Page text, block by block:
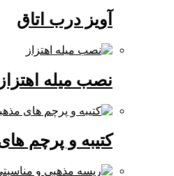
آویز درب اتاق
نصب میله اهتزاز
کتیبه و پرچم های مذهبی